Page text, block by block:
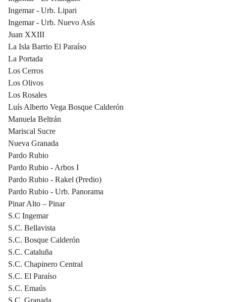
Ingemar - Urb. Lipari
Ingemar - Urb. Nuevo Asís
Juan XXIII
La Isla Barrio El Paraíso
La Portada
Los Cerros
Los Olivos
Los Rosales
Luís Alberto Vega Bosque Calderón
Manuela Beltrán
Mariscal Sucre
Nueva Granada
Pardo Rubio
Pardo Rubio - Arbos I
Pardo Rubio - Rakel (Predio)
Pardo Rubio - Urb. Panorama
Pinar Alto – Pinar
S.C Ingemar
S.C. Bellavista
S.C. Bosque Calderón
S.C. Cataluña
S.C. Chapinero Central
S.C. El Paraíso
S.C. Emaús
S.C. Granada